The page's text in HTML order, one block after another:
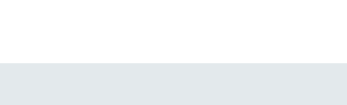
ЗАЕС станом на 16.01.2020
обстановка у зоні спостереження ЗАЕС станом на 15.01.2020